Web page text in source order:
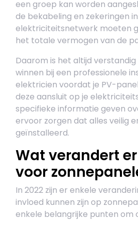
een groep kan worden
de bekabeling en zekeringen
elektriciteitsnetwerk moeten
het totale vermogen van de
Daarom is het altijd
winnen bij een professionele
elektricien voordat je PV-
deze aansluit op je
specifieke informatie geven
ervoor zorgen dat alles veilig
geïnstalleerd.
Wat verandert
voor
In 2022 zijn er enkele
invloed kunnen zijn op
enkele belangrijke punten om